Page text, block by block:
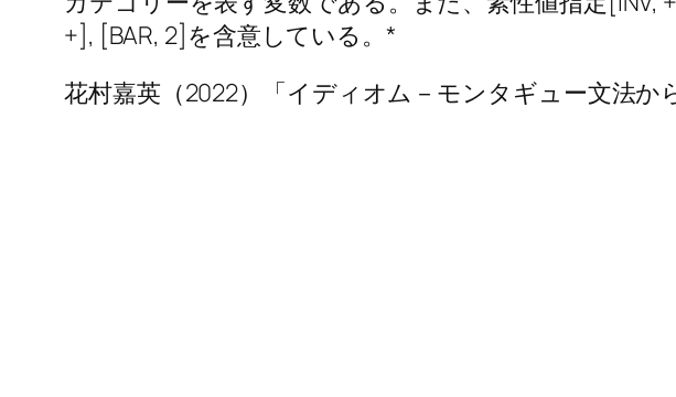
+], [BAR, 2]を含意している。*
花村嘉英（2022）「イディオム－モンタギュー文法か